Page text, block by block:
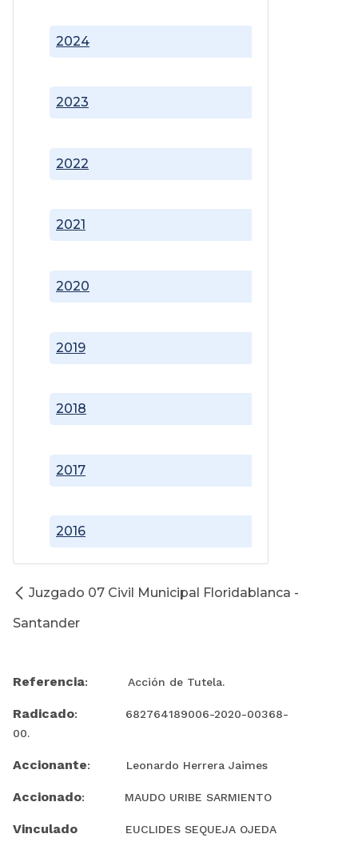
2016
2017
2018
2019
2020
2021
2022
2023
2024
Juzgado 07 Civil Municipal Floridablanca -
Santander
Referencia: Acción de Tutela.
Radicado: 682764189006-2020-00368-
00.
Accionante: Leonardo Herrera Jaimes
Accionado: MAUDO URIBE SARMIENTO
Vinculado EUCLIDES SEQUEJA OJEDA